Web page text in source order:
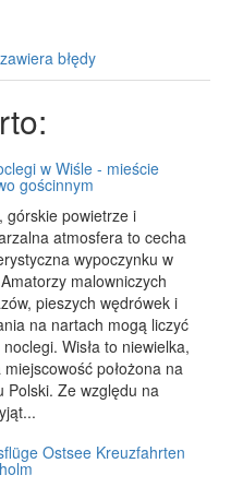
błędy
w Wiśle - mieście
gościnnym
górskie powietrze i
atmosfera to cecha
wypoczynku w
malowniczych
pieszych wędrówek i
na nartach mogą liczyć
Wisła to niewielka,
miejscowość położona na
Polski. Ze względu na
Ostsee Kreuzfahrten